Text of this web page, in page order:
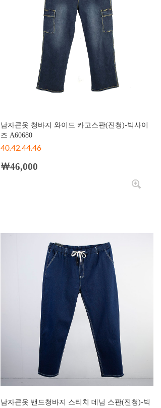
남자큰옷 청바지 와이드 카고스판(진청)-빅사이
즈 A60680
40,42,44,46
￦46,000
남자큰옷 밴드청바지 스티치 데님 스판(진청)-빅